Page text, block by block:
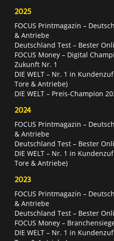
2025
FOCUS Printmagazin –
& Antriebe
Deutschland Test – Bester
FOCUS Money – Digital
Zukunft Nr. 1
DIE WELT – Nr. 1 in
Tore & Antriebe)
DIE WELT – Preis-Champion
2024
FOCUS Printmagazin –
& Antriebe
Deutschland Test – Bester
DIE WELT – Nr. 1 in
Tore & Antriebe)
2023
FOCUS Printmagazin –
& Antriebe
Deutschland Test – Bester
FOCUS Money –
DIE WELT – Nr. 1 in